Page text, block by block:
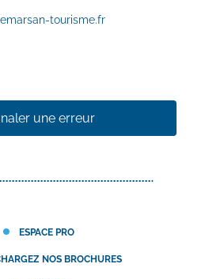
tourisme.fr
une erreur
ESPACE PRO
NOS BROCHURES